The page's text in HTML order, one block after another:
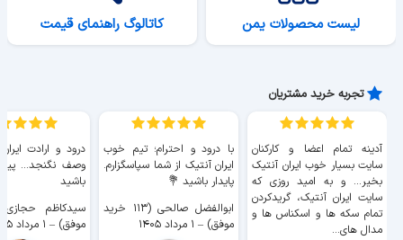
لیست محصولات یمن کاتالوگ راهنمای قیمت
تجربه خرید مشتریان
آدینه تمام اعضا و کارکنان
سایت بسیار خوب ايران آنتیک
بخیر... و به امید روزی که
سایت ايران آنتیک، گریدکردن
تمام سکه ها و اسکناس ها و
مدال های...
با درود و احترام؛ تیم خوب
ایران آنتیک از شما سپاسگزارم.
پایدار باشید 💐
ابوالفضل صالحی (۱۱۳ خرید
موفق) – ۱ مرداد ۱۴۰۵
درود و ارادت
وصف نگنجد...
باشید
موفق) – ۱ مرداد ۱۴۰۵